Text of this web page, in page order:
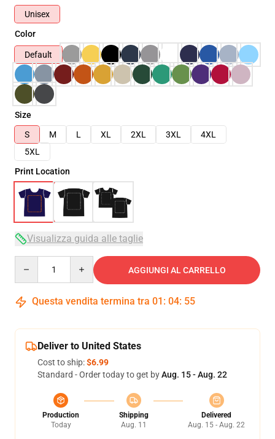
Unisex
Color
Default
Size
S
M L XL 2XL 3XL
4XL
5XL
Print Location
Visualizza guida alle taglie
AGGIUNGI AL CARRELLO
Questa vendita termina tra 01 : 04: 54
Deliver to United States
Cost to ship:$6.99
Standard - Order today to get byAug. 15 - Aug. 22
Production
Today
Shipping
Aug. 11
Delivered
Aug. 15 - Aug. 22